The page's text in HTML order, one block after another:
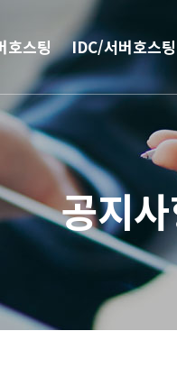
호스팅 IDC/서버호스팅
서버호스팅
CN2 중국회선
서버 매니지먼트
IPFS 구축
L4 로드밸런싱
공지